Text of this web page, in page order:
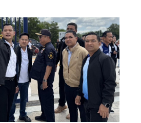
บสภาชุดที่ผ่านมาขึ้นมา เพื่อเปิดพื้นที่
จที่สุด วางใจที่สุด และปลอดภัยที่สุด